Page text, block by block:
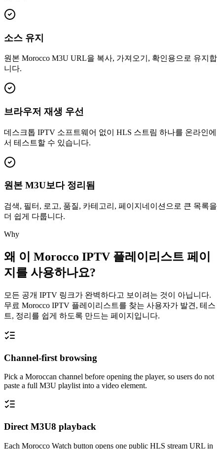
소스 유지
원본 Morocco M3U URL을 복사, 가져오기, 확인용으로 유지합
니다.
브라우저 재생 우선
데스크톱 IPTV 소프트웨어 없이 HLS 스트림 하나를 온라인에
서 테스트할 수 있습니다.
원본 M3U보다 정리됨
검색, 필터, 로고, 품질, 카테고리, 페이지네이션으로 큰 목록을
더 쉽게 다룹니다.
Why
왜 이 Morocco IPTV 플레이리스트 페이
지를 사용하나요?
모든 공개 IPTV 링크가 완벽하다고 보이려는 것이 아닙니다.
무료 Morocco IPTV 플레이리스트를 찾는 사용자가 발견, 테스
트, 정리를 쉽게 하도록 만드는 페이지입니다.
Channel-first browsing
Pick a Moroccan channel before opening the player, so users do not
paste a full M3U playlist into a video element.
Direct M3U8 playback
Each Morocco Watch button opens one public HLS stream URL in